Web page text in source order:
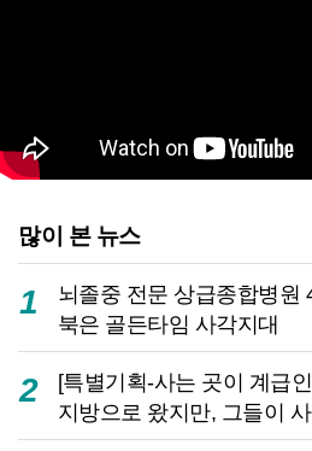
많이 본 뉴스
1
뇌졸중 전문 상급종합병
북은 골든타임 사각지대
2
[특별기획-사는 곳이 계급
지방으로 왔지만, 그들이